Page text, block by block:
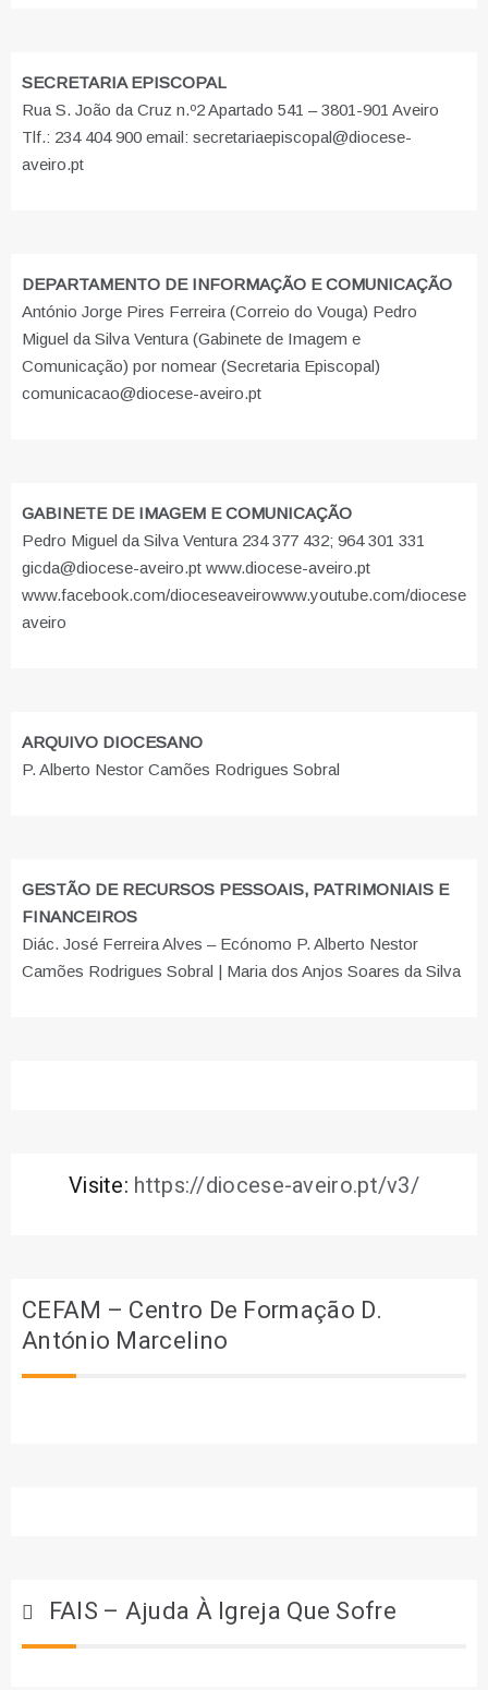
SECRETARIA EPISCOPAL
Rua S. João da Cruz n.º2 Apartado 541 – 3801-901 Aveiro
Tlf.: 234 404 900 email: secretariaepiscopal@diocese-
aveiro.pt
DEPARTAMENTO DE INFORMAÇÃO E COMUNICAÇÃO
António Jorge Pires Ferreira (Correio do Vouga) Pedro
Miguel da Silva Ventura (Gabinete de Imagem e
Comunicação) por nomear (Secretaria Episcopal)
comunicacao@diocese-aveiro.pt
GABINETE DE IMAGEM E COMUNICAÇÃO
Pedro Miguel da Silva Ventura 234 377 432; 964 301 331
gicda@diocese-aveiro.pt www.diocese-aveiro.pt
www.facebook.com/dioceseaveirowww.youtube.com/diocese
aveiro
ARQUIVO DIOCESANO
P. Alberto Nestor Camões Rodrigues Sobral
GESTÃO DE RECURSOS PESSOAIS, PATRIMONIAIS E
FINANCEIROS
Diác. José Ferreira Alves – Ecónomo P. Alberto Nestor
Camões Rodrigues Sobral | Maria dos Anjos Soares da Silva
Visite: https://diocese-aveiro.pt/v3/
CEFAM – Centro De Formação D.
António Marcelino
FAIS – Ajuda À Igreja Que Sofre